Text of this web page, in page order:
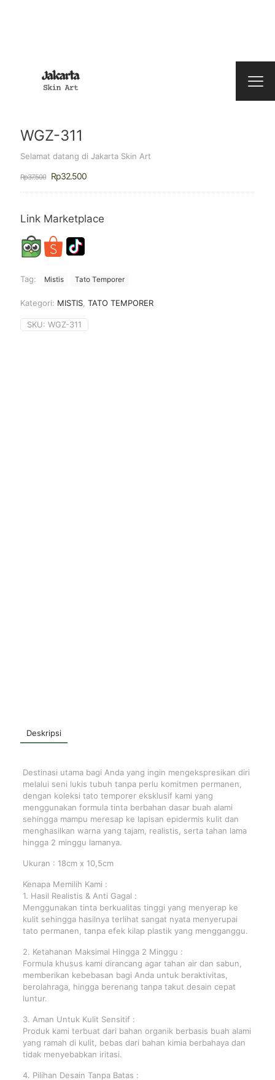
Deskripsi
Destinasi utama bagi Anda yang ingin mengekspresikan diri
melalui seni lukis tubuh tanpa perlu komitmen permanen,
dengan koleksi tato temporer eksklusif kami yang
menggunakan formula tinta berbahan dasar buah alami
sehingga mampu meresap ke lapisan epidermis kulit dan
menghasilkan warna yang tajam, realistis, serta tahan lama
hingga 2 minggu lamanya.
Ukuran : 18cm x 10,5cm
Kenapa Memilih Kami :
1. Hasil Realistis & Anti Gagal :
Menggunakan tinta berkualitas tinggi yang menyerap ke
kulit sehingga hasilnya terlihat sangat nyata menyerupai
tato permanen, tanpa efek kilap plastik yang mengganggu.
2. Ketahanan Maksimal Hingga 2 Minggu :
Formula khusus kami dirancang agar tahan air dan sabun,
memberikan kebebasan bagi Anda untuk beraktivitas,
berolahraga, hingga berenang tanpa takut desain cepat
luntur.
3. Aman Untuk Kulit Sensitif :
Produk kami terbuat dari bahan organik berbasis buah alami
yang ramah di kulit, bebas dari bahan kimia berbahaya dan
tidak menyebabkan iritasi.
4. Pilihan Desain Tanpa Batas :
WGZ-311
Selamat datang di Jakarta Skin Art
Rp37.500
Harga
adalah:
Rp32.500Harga
ini
Rp32.500.
Link Marketplace
Tag: Mistis Tato Temporer
Kategori: MISTIS TATO TEMPORER
SKU: WGZ-311